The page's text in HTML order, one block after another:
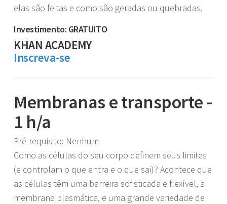
elas são feitas e como são geradas ou quebradas.
Investimento: GRATUITO
KHAN ACADEMY
Inscreva-se
Membranas e transporte -
1 h/a
Pré-requisito: Nenhum
Como as células do seu corpo definem seus limites
(e controlam o que entra e o que sai)? Acontece que
as células têm uma barreira sofisticada e flexível, a
membrana plasmática, e uma grande variedade de